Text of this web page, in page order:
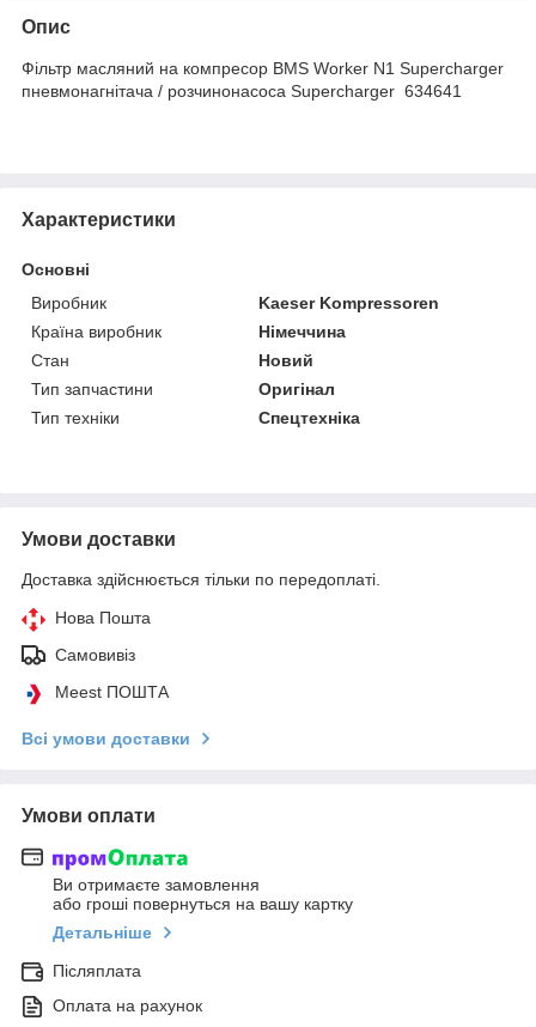
Опис
Фільтр масляний на компресор BMS Worker N1 Supercharger
пневмонагнітача / розчинонасоса Supercharger 634641
Характеристики
Основні
Виробник
Kaeser Kompressoren
Країна виробник
Німеччина
Стан
Новий
Тип запчастини
Оригінал
Тип техніки
Спецтехніка
Умови доставки
Доставка здійснюється тільки по передоплаті.
Нова Пошта
Самовивіз
Meest ПОШТА
Всі умови доставки
Умови оплати
Ви отримаєте замовлення
або гроші повернуться на вашу картку
Детальніше
Післяплата
Оплата на рахунок